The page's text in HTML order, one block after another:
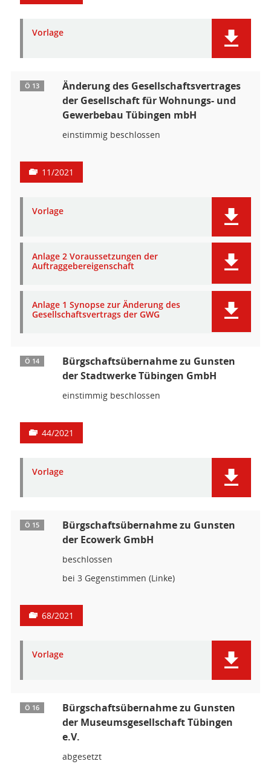
Vorlage
Ö 13
Änderung des Gesellschaftsvertrages
der Gesellschaft für Wohnungs- und
Gewerbebau Tübingen mbH
einstimmig beschlossen
11/2021
Vorlage
Anlage 2 Voraussetzungen der
Auftraggebereigenschaft
Anlage 1 Synopse zur Änderung des
Gesellschaftsvertrags der GWG
Ö 14
Bürgschaftsübernahme zu Gunsten
der Stadtwerke Tübingen GmbH
einstimmig beschlossen
44/2021
Vorlage
Ö 15
Bürgschaftsübernahme zu Gunsten
der Ecowerk GmbH
beschlossen
bei 3 Gegenstimmen (Linke)
68/2021
Vorlage
Ö 16
Bürgschaftsübernahme zu Gunsten
der Museumsgesellschaft Tübingen
e.V.
abgesetzt